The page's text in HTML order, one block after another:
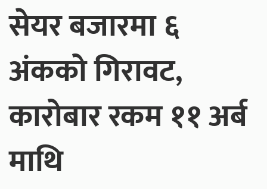
सेयर बजारमा ६
अंकको गिरावट,
कारोबार रकम ११ अर्ब
माथि